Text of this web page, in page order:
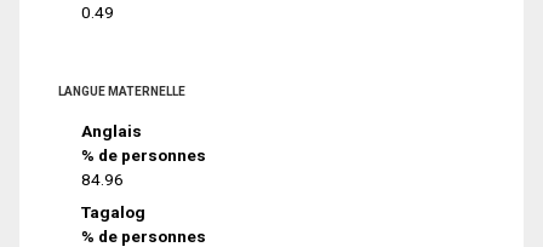
0.49
LANGUE MATERNELLE
Anglais
% de personnes
84.96
Tagalog
% de personnes